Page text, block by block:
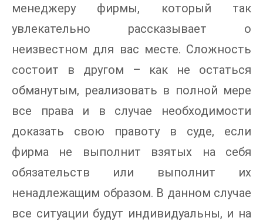
менеджеру фирмы, который так
увлекательно рассказывает о
неизвестном для вас месте. Сложность
состоит в другом – как не остаться
обманутым, реализовать в полной мере
все права и в случае необходимости
доказать свою правоту в суде, если
фирма не выполнит взятых на себя
обязательств или выполнит их
ненадлежащим образом. В данном случае
все ситуации будут индивидуальны, и на